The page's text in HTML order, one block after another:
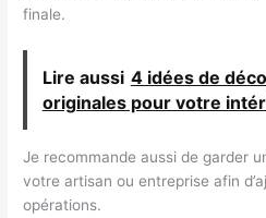
finale.
Lire aussi 4 idées de
originales pour votre
Je recommande aussi de garder
votre artisan ou entreprise afin
opérations.